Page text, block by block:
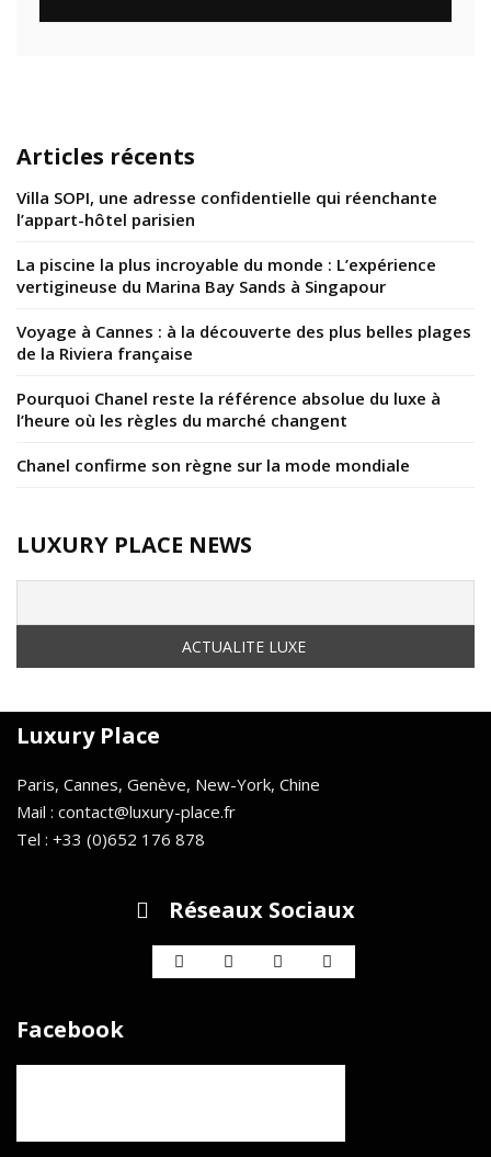
Articles récents
Villa SOPI, une adresse confidentielle qui réenchante
l’appart-hôtel parisien
La piscine la plus incroyable du monde : L’expérience
vertigineuse du Marina Bay Sands à Singapour
Voyage à Cannes : à la découverte des plus belles plages
de la Riviera française
Pourquoi Chanel reste la référence absolue du luxe à
l’heure où les règles du marché changent
Chanel confirme son règne sur la mode mondiale
LUXURY PLACE NEWS
Luxury Place
Paris, Cannes, Genève, New-York, Chine
Mail : contact@luxury-place.fr
Tel : +33 (0)652 176 878
Réseaux Sociaux
Facebook